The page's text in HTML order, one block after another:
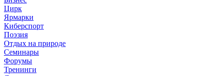
Цирк
Ярмарки
Киберспорт
Поэзия
Отдых на природе
Семинары
Форумы
Тренинги